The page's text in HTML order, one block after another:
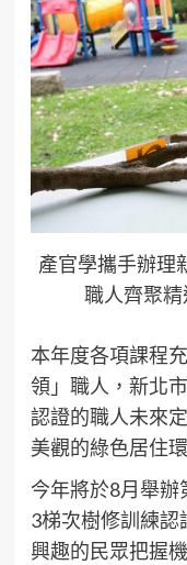
產官學攜手辦理
職人齊聚精
本年度各項課程
領」職人，新北
認證的職人未來
美觀的綠色居住
今年將於8月舉
3梯次樹修訓練
興趣的民眾把握